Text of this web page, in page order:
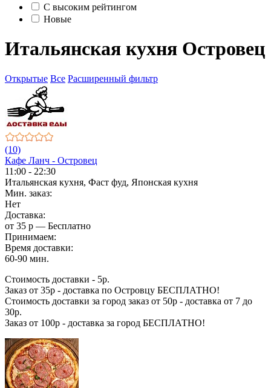
С высоким рейтингом
Новые
Итальянская кухня Островец
Открытые Все Расширенный фильтр
(10)
Кафе Ланч - Островец
11:00 - 22:30
Итальянская кухня, Фаст фуд, Японская кухня
Мин. заказ:
Нет
Доставка:
от 35 р — Бесплатно
Принимаем:
Время доставки:
60-90 мин.
Стоимость доставки - 5р.
Заказ от 35р - доставка по Островцу БЕСПЛАТНО!
Стоимость доставки за город заказ от 50р - доставка от 7 до
30р.
Заказ от 100р - доставка за город БЕСПЛАТНО!